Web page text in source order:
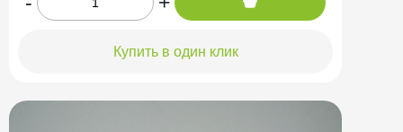
Купить в один клик